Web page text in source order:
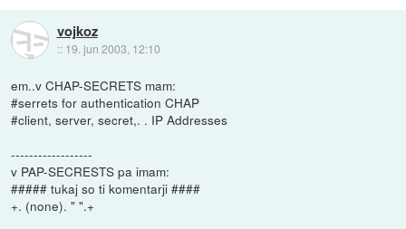
vojkoz
:: 19. jun 2003, 12:10
em..v CHAP-SECRETS mam:
#serrets for authentication CHAP
#client, server, secret,. . IP Addresses
------------------
v PAP-SECRESTS pa imam:
##### tukaj so ti komentarji ####
+. (none). " ".+